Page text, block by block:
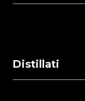
Distillati